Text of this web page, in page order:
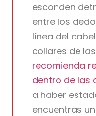
esconden
entre los
línea del
collares de
recomienda
dentro de las
a haber
encuentras